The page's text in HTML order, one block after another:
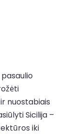
nuostabiais
Sicilija –
iki